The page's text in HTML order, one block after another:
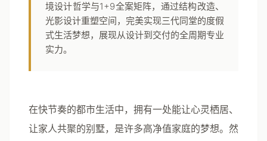
境设计哲学与1+9全案矩阵，通过结构改造、
光影设计重塑空间，完美实现三代同堂的度假
式生活梦想，展现从设计到交付的全周期专业
实力。
在快节奏的都市生活中，拥有一处能让心灵栖居、
让家人共聚的别墅，是许多高净值家庭的梦想。然